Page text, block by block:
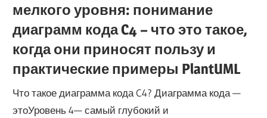
мелкого уровня: понимание
диаграмм кода C4 – что это такое,
когда они приносят пользу и
практические примеры PlantUML
Что такое диаграмма кода C4? Диаграмма кода —
этоУровень 4— самый глубокий и